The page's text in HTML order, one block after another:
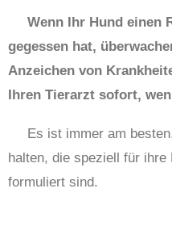
Wenn Ihr Hund einen
gegessen hat,
Anzeichen von
Ihren Tierarzt sofort,
Es ist immer am
halten, die speziell für ihre
formuliert sind.